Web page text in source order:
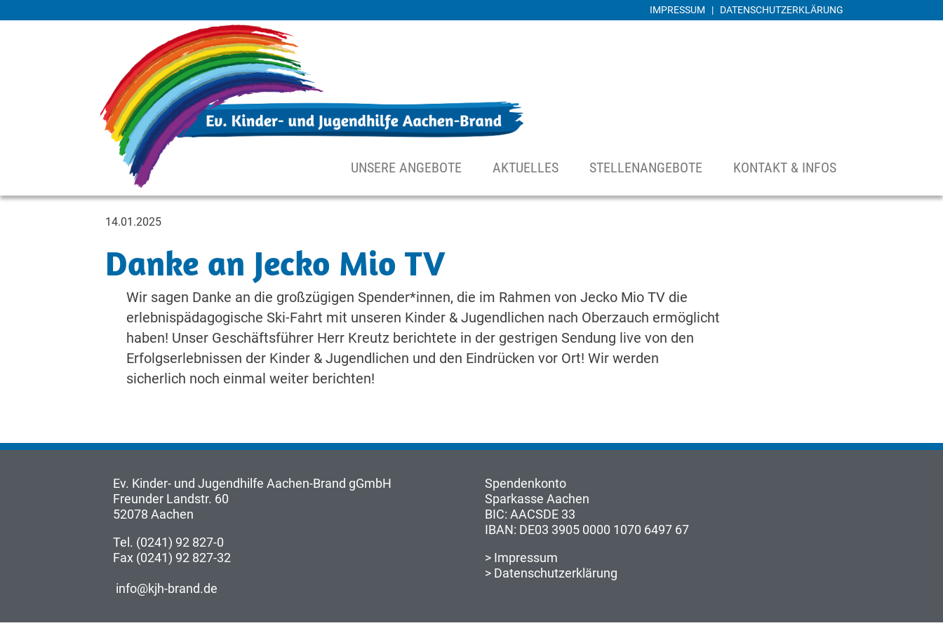
IMPRESSUM | DATENSCHUTZERKLÄRUNG
UNSERE ANGEBOTE AKTUELLES STELLENANGEBOTE KONTAKT & INFOS
14.01.2025
Danke an Jecko Mio TV
Wir sagen Danke an die großzügigen Spender*innen, die im Rahmen von Jecko Mio TV die
erlebnispädagogische Ski-Fahrt mit unseren Kinder & Jugendlichen nach Oberzauch ermöglicht
haben! Unser Geschäftsführer Herr Kreutz berichtete in der gestrigen Sendung live von den
Erfolgserlebnissen der Kinder & Jugendlichen und den Eindrücken vor Ort! Wir werden
sicherlich noch einmal weiter berichten!
Ev. Kinder- und Jugendhilfe Aachen-Brand gGmbH
Freunder Landstr. 60
52078 Aachen
Tel. (0241) 92 827-0
Fax (0241) 92 827-32
info@kjh-brand.de
Spendenkonto
Sparkasse Aachen
BIC: AACSDE 33
IBAN: DE03 3905 0000 1070 6497 67
> Impressum
> Datenschutzerklärung